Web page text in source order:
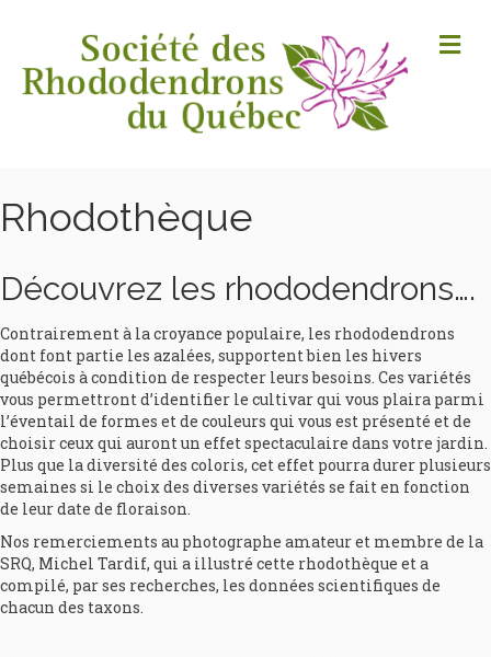
Rhodothèque
Découvrez les rhododendrons….
Contrairement à la croyance populaire, les rhododendrons
dont font partie les azalées, supportent bien les hivers
québécois à condition de respecter leurs besoins. Ces variétés
vous permettront d’identifier le cultivar qui vous plaira parmi
l’éventail de formes et de couleurs qui vous est présenté et de
choisir ceux qui auront un effet spectaculaire dans votre jardin.
Plus que la diversité des coloris, cet effet pourra durer plusieurs
semaines si le choix des diverses variétés se fait en fonction
de leur date de floraison.
Nos remerciements au photographe amateur et membre de la
SRQ, Michel Tardif, qui a illustré cette rhodothèque et a
compilé, par ses recherches, les données scientifiques de
chacun des taxons.